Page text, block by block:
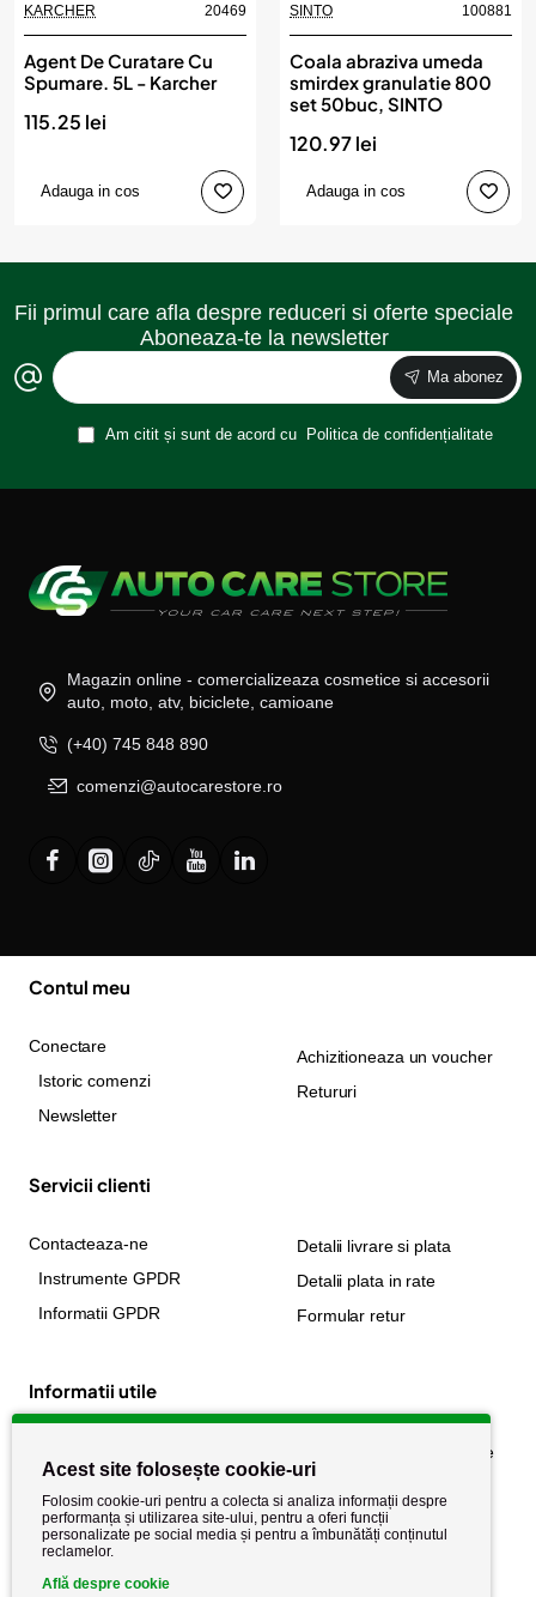
KARCHER 20469
Agent De Curatare Cu
Spumare. 5L - Karcher
115.25 lei
Adauga in cos
SINTO 100881
Coala abraziva umeda
smirdex granulatie 800
set 50buc, SINTO
120.97 lei
Adauga in cos
Fii primul care afla despre reduceri si oferte speciale
Aboneaza-te la newsletter
Ma abonez
Am citit și sunt de acord cu Politica de confidențialitate
Magazin online - comercializeaza cosmetice si accesorii
auto, moto, atv, biciclete, camioane
(+40) 745 848 890
comenzi@autocarestore.ro
Contul meu
Conectare
Istoric comenzi
Newsletter
Achizitioneaza un voucher
Retururi
Servicii clienti
Contacteaza-ne
Instrumente GPDR
Informatii GPDR
Detalii livrare si plata
Detalii plata in rate
Formular retur
Informatii utile
Politica de cookie
Politica de confidențialitate
Termeni si conditii
Acest site folosește cookie-uri
Folosim cookie-uri pentru a colecta si analiza informații despre
performanța și utilizarea site-ului, pentru a oferi funcții
personalizate pe social media și pentru a îmbunătăți conținutul
reclamelor.
Află despre cookie